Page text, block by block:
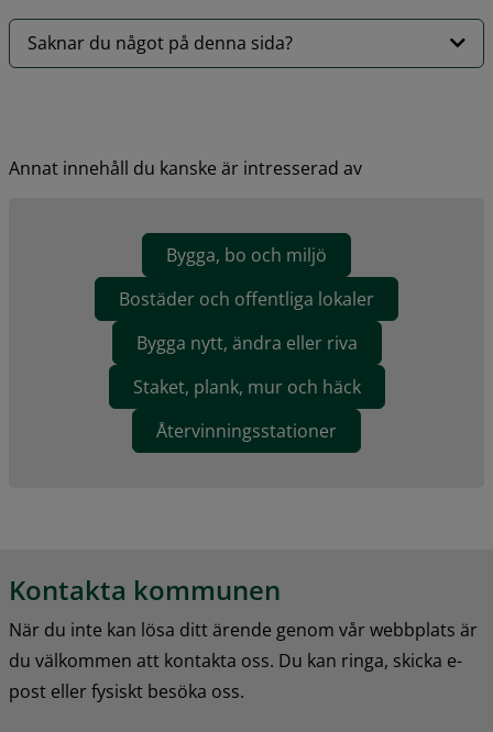
Saknar du något på denna sida?
Annat innehåll du kanske är intresserad av
Bygga, bo och miljö
Bostäder och offentliga lokaler
Bygga nytt, ändra eller riva
Staket, plank, mur och häck
Återvinningsstationer
Kontakta kommunen
När du inte kan lösa ditt ärende genom vår webbplats är
du välkommen att kontakta oss. Du kan ringa, skicka e-
post eller fysiskt besöka oss.